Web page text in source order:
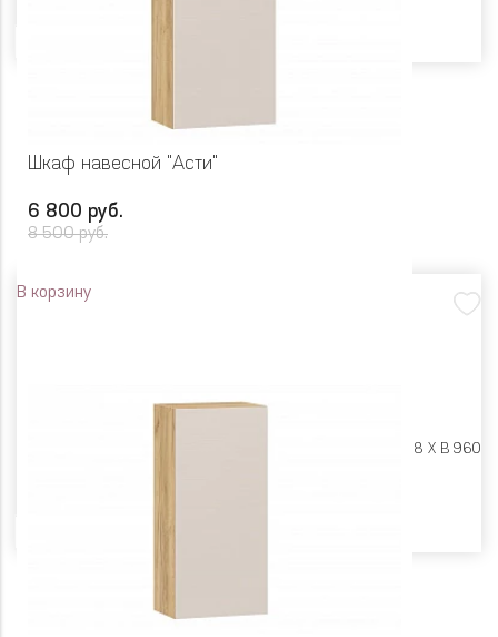
Шкаф навесной "Асти"
6 800 руб.
8 500 руб.
В корзину
Ш 500 X Г 318 X В 960